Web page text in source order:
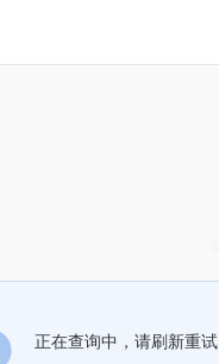
正在查询中，请刷新重试